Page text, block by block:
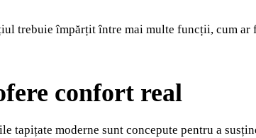
trebuie împărțit între mai multe funcții, cum ar
confort real
tapițate moderne sunt concepute pentru a